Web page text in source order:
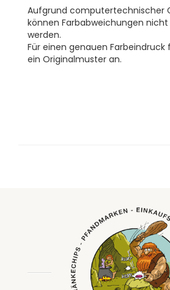
Aufgrund computertechnischer
können Farbabweichungen
werden.
Für einen genauen Farbeindruck
ein Originalmuster an.